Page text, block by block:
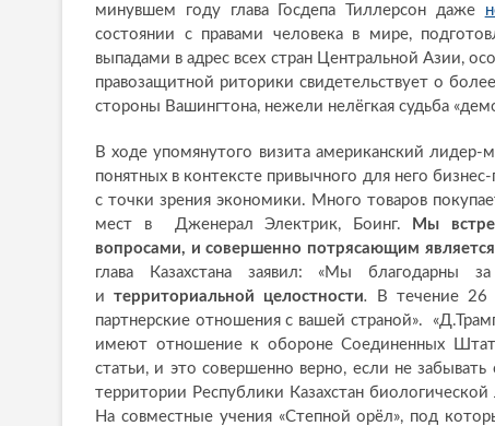
минувшем году глава Госдепа Тиллерсон даже
состоянии с правами человека в мире,
выпадами в адрес всех стран Центральной Азии,
правозащитной риторики свидетельствует о
стороны Вашингтона, нежели нелёгкая судьба
В ходе упомянутого визита американский
понятных в контексте привычного для него
с точки зрения экономики. Много товаров
мест в Дженерал Электрик, Боинг.
Мы
вопросами, и совершенно потрясающим
глава Казахстана заявил: «Мы благодарны
и территориальной целостности.
В течение 26
партнерские отношения с вашей страной».
имеют отношение к обороне Соединенных
статьи, и это совершенно верно, если не
территории Республики Казахстан биологической
На совместные учения «Степной орёл», под